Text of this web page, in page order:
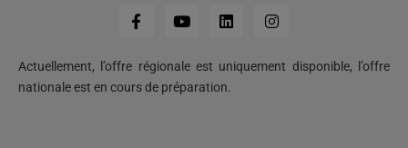
Actuellement, l’offre régionale est uniquement disponible, l’offre
nationale est en cours de préparation.